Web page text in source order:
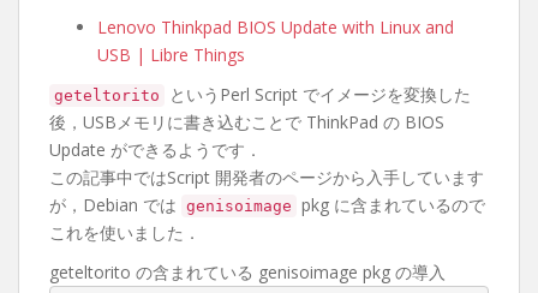
Lenovo Thinkpad BIOS Update with Linux and
USB | Libre Things
geteltorito
というPerl Script でイメージを変換した
後，USBメモリに書き込むことで ThinkPad の BIOS
Update ができるようです．
この記事中ではScript 開発者のページから入手しています
が，Debian では genisoimage pkg に含まれているので
これを使いました．
geteltorito の含まれている genisoimage pkg の導入